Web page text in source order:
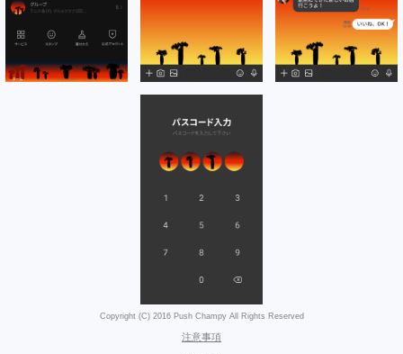
Copyright (C) 2016 Push Champy All Rights Reserved
注意事項